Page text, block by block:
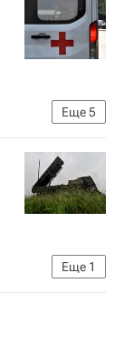
Еще5
Еще 1